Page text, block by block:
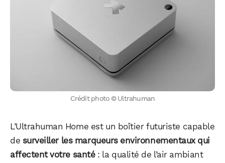
Crédit photo © Ultrahuman
L’Ultrahuman Home est un boîtier futuriste capable
de surveiller les marqueurs environnementaux qui
affectent votre santé: la qualité de l’air ambiant